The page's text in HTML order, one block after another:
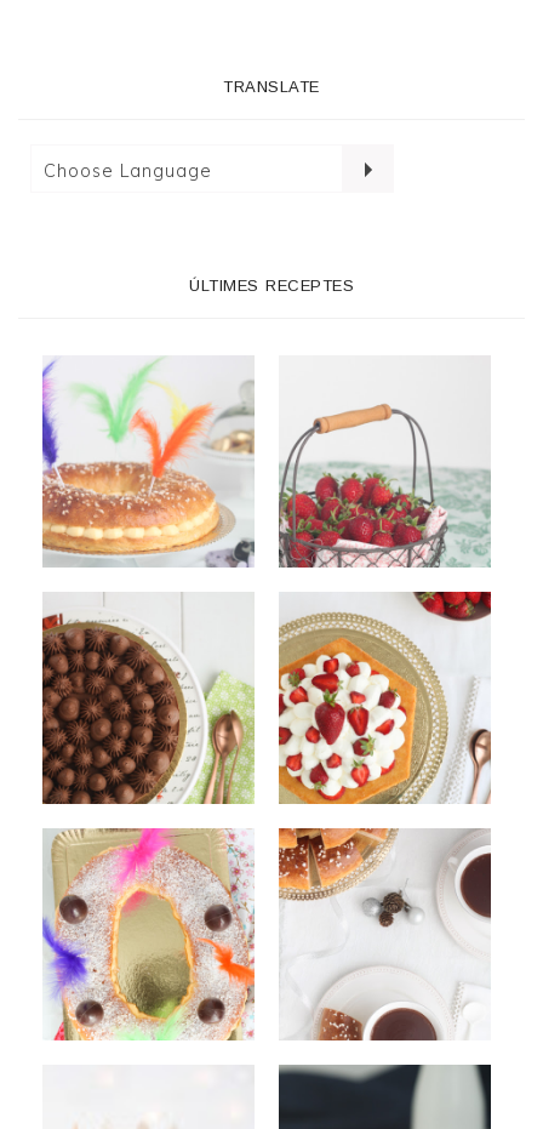
TRANSLATE
ÚLTIMES RECEPTES